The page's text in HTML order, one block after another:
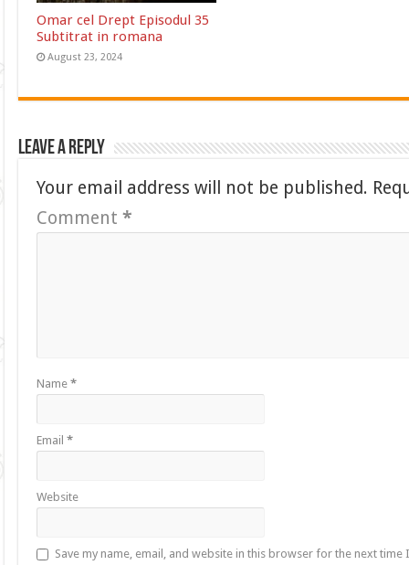
Omar cel Drept Episodul 35
Subtitrat in romana
August 23, 2024
Leave a Reply
Your email address will not be published.
Comment*
Name*
Email*
Website
Save my name, email, and website in this browser for the next time